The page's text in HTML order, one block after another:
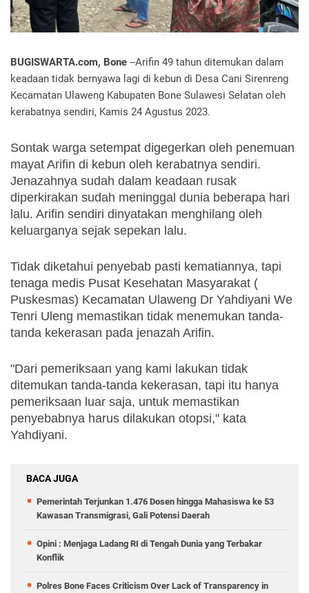
BUGISWARTA.com, Bone --Arifin 49 tahun ditemukan dalam
keadaan tidak bernyawa lagi di kebun di Desa Cani Sirenreng
Kecamatan Ulaweng Kabupaten Bone Sulawesi Selatan oleh
kerabatnya sendiri, Kamis 24 Agustus 2023.
Sontak warga setempat digegerkan oleh penemuan
mayat Arifin di kebun oleh kerabatnya sendiri.
Jenazahnya sudah dalam keadaan rusak
diperkirakan sudah meninggal dunia beberapa hari
lalu. Arifin sendiri dinyatakan menghilang oleh
keluarganya sejak sepekan lalu.
Tidak diketahui penyebab pasti kematiannya, tapi
tenaga medis Pusat Kesehatan Masyarakat (
Puskesmas) Kecamatan Ulaweng Dr Yahdiyani We
Tenri Uleng memastikan tidak menemukan tanda-
tanda kekerasan pada jenazah Arifin.
"Dari pemeriksaan yang kami lakukan tidak
ditemukan tanda-tanda kekerasan, tapi itu hanya
pemeriksaan luar saja, untuk memastikan
penyebabnya harus dilakukan otopsi," kata
Yahdiyani.
BACA JUGA
Pemerintah Terjunkan 1.476 Dosen hingga Mahasiswa ke 53
Kawasan Transmigrasi, Gali Potensi Daerah
Opini : Menjaga Ladang RI di Tengah Dunia yang Terbakar
Konflik
Polres Bone Faces Criticism Over Lack of Transparency in